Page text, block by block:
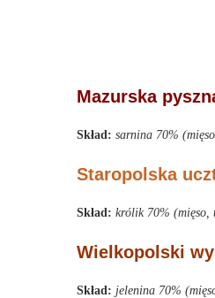
Mazurska
Skład: sarnina 70%
Staropolska
Skład: królik 70% (mięso,
Wielkopolski
Skład: jelenina 70%